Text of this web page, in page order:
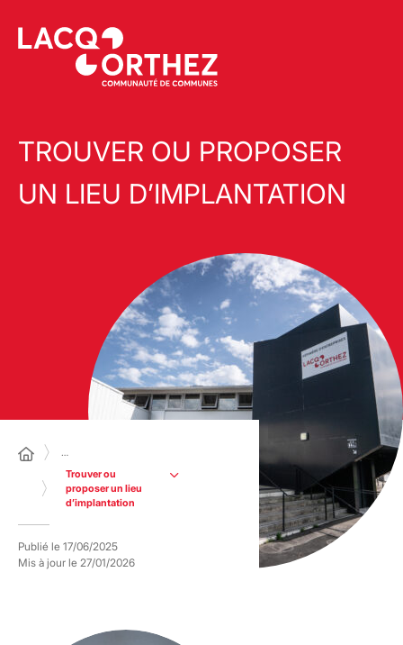
TROUVER OU PROPOSER
UN LIEU D’IMPLANTATION
…
Trouver ou
proposer un lieu
d’implantation
Publié le 17/06/2025
Mis à jour le 27/01/2026